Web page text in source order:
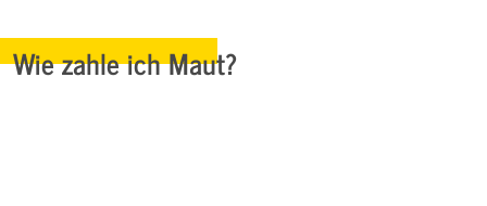
Wie zahle ich Maut?